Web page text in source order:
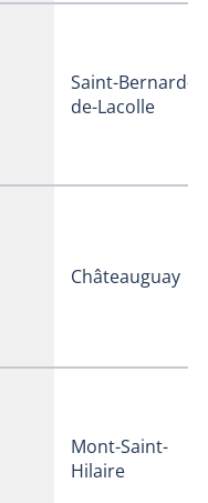
Saint-Bernard-
de-Lacolle
Châteauguay
Mont-Saint-
Hilaire